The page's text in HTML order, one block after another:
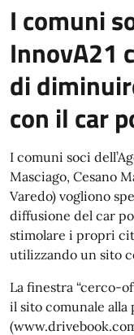
I comuni
InnovA21
di
con il car
I comuni soci
Masciago, Cesano
Varedo) vogliono
diffusione del car
stimolare i propri
utilizzando un sito
La finestra “cerco-
il sito comunale